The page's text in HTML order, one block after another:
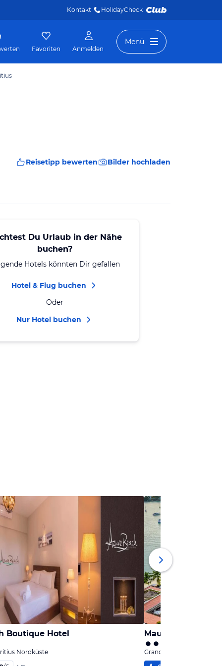
Kontakt HolidayCheck
Favoriten Anmelden
Menü
Reisetipp bewerten Bilder hochladen
Du Urlaub in der Nähe
buchen?
Hotels könnten Dir gefallen
Hotel & Flug buchen
Oder
Nur Hotel buchen
Boutique Hotel
Nordküste
Mauricia
Grand Baie, Mauritius